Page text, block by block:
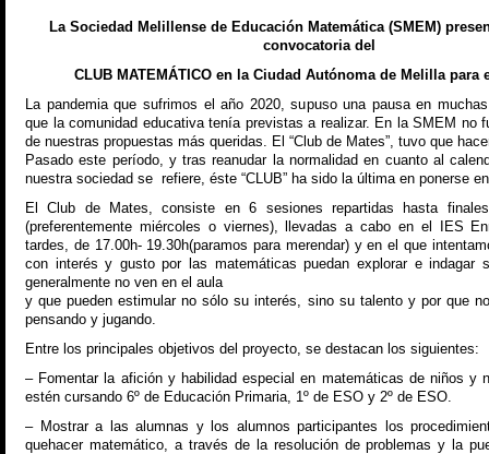
La Sociedad Melillense de Educación Matemática (SMEM)
convocatoria del
CLUB MATEMÁTICO en la Ciudad Autónoma de Melilla para
La pandemia que sufrimos el año 2020, supuso una pausa en
que la comunidad educativa tenía previstas a realizar. En la SMEM no
de nuestras propuestas más queridas. El “Club de Mates”, tuvo que
Pasado este período, y tras reanudar la normalidad en cuanto al
nuestra sociedad se refiere, éste “CLUB” ha sido la última en ponerse
El Club de Mates, consiste en 6 sesiones repartidas hasta
(preferentemente miércoles o viernes), llevadas a cabo en el IES
tardes, de 17.00h- 19.30h(paramos para merendar) y en el que
con interés y gusto por las matemáticas puedan explorar e indagar
generalmente no ven en el aula
y que pueden estimular no sólo su interés, sino su talento y por que
pensando y jugando.
Entre los principales objetivos del proyecto, se destacan los siguientes:
– Fomentar la afición y habilidad especial en matemáticas de niños y
estén cursando 6º de Educación Primaria, 1º de ESO y 2º de ESO.
– Mostrar a las alumnas y los alumnos participantes los
quehacer matemático, a través de la resolución de problemas y la